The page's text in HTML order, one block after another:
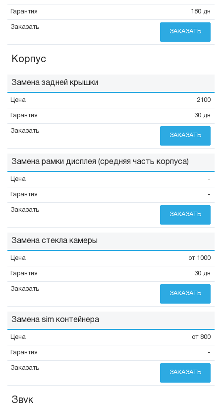
180 дн
ЗАКАЗАТЬ
Корпус
Замена задней крышки
2100
30 дн
ЗАКАЗАТЬ
Замена рамки дисплея (средняя часть корпуса)
-
-
ЗАКАЗАТЬ
Замена стекла камеры
от 1000
30 дн
ЗАКАЗАТЬ
Замена sim контейнера
от 800
-
ЗАКАЗАТЬ
Звук